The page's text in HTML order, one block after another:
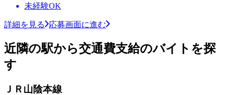
未経験OK
詳細を見る 応募画面に進む
近隣の駅から交通費支給のバイトを探
す
ＪＲ山陰本線